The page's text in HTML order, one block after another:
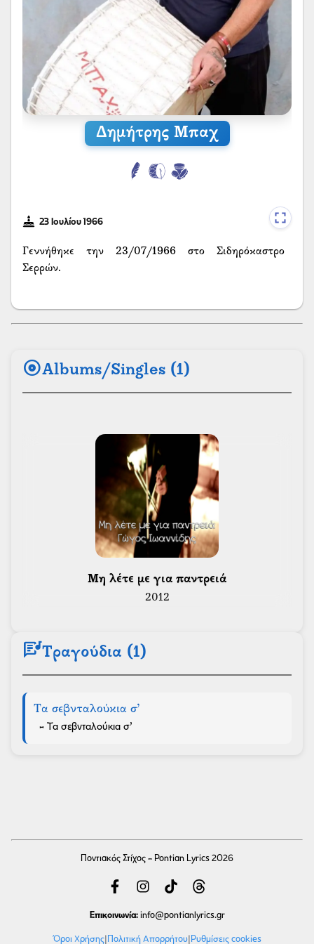
Δημήτρης Μπαχ
23 Ιουλίου 1966
Γεννήθηκε την 23/07/1966 στο Σιδηρόκαστρο
Σερρών.
albumAlbums/Singles (1)
Μη λέτε με για παντρειά
2012
lyricsΤραγούδια (1)
Τα σεβνταλούκια σ’
- Τα σεβνταλούκια σ’
Ποντιακός Στίχος - Pontian Lyrics 2026
Επικοινωνία: info@pontianlyrics.gr
Όροι Χρήσης| Πολιτική Απορρήτου| Ρυθμίσεις cookies